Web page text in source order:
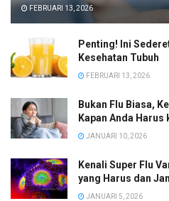
FEBRUARI 13, 2026
Penting! Ini
Kesehatan Tubuh
FEBRUARI 13, 2026
Bukan Flu Biasa,
Kapan Anda Harus
JANUARI 10, 2026
Kenali Super Flu
yang Harus dan
JANUARI 5, 2026